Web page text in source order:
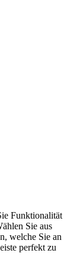
Funktionalität
Sie aus
welche Sie an
perfekt zu